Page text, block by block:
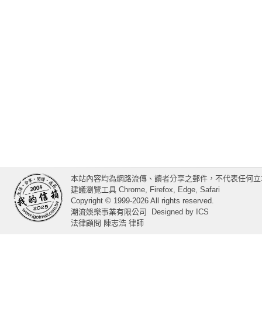
本站內容均為網路流傳、讀者分享之郵件，不代表任何
建議瀏覽工具 Chrome, Firefox, Edge, Safari
Copyright © 1999-2026 All rights reserved.
潮流娛樂事業有限公司
Designed by ICS
法律顧問 陳志浩 律師